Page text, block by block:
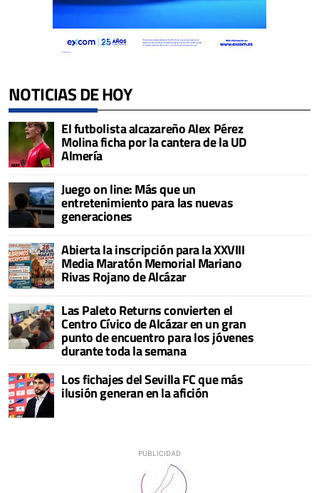
NOTICIAS DE HOY
El futbolista alcazareño Alex Pérez
Molina ficha por la cantera de la UD
Almería
Juego on line: Más que un
entretenimiento para las nuevas
generaciones
Abierta la inscripción para la XXVIII
Media Maratón Memorial Mariano
Rivas Rojano de Alcázar
Las Paleto Returns convierten el
Centro Cívico de Alcázar en un gran
punto de encuentro para los jóvenes
durante toda la semana
Los fichajes del Sevilla FC que más
ilusión generan en la afición